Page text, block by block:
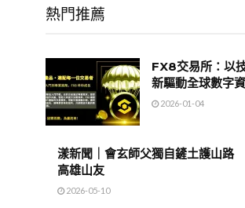
熱門推薦
FX8交易所：以
新驅動全球數字
2026-01-04
漾新聞｜會玄師父獨自鏟土護山路
高雄山友
2026-05-10